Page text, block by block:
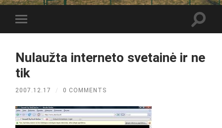
Toggle
mobile
Nulaužta interneto svetainė ir ne
tik
2007.12.17 / 0 COMMENTS